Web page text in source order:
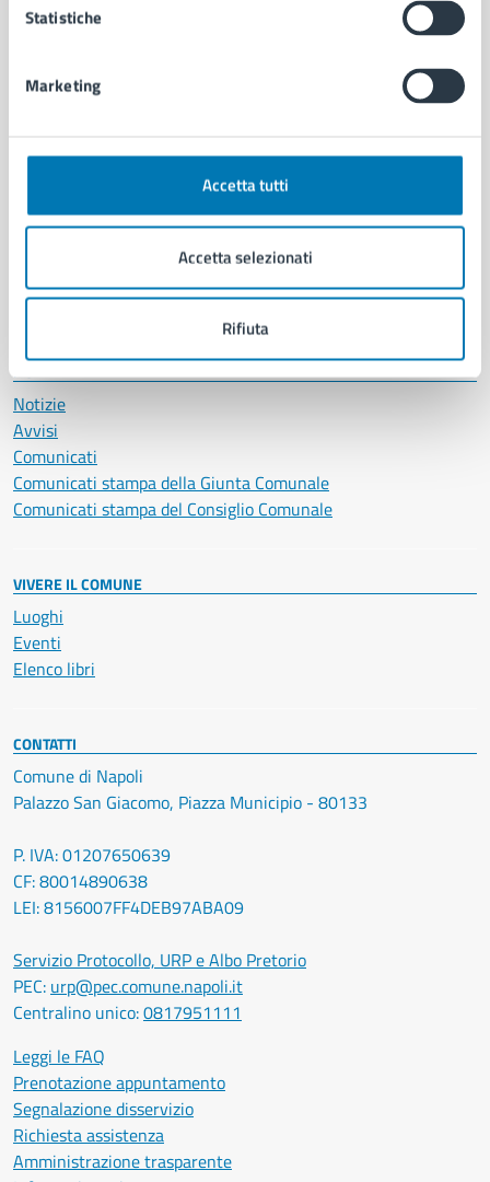
Statistiche
Marketing
Accetta tutti
Accetta selezionati
Rifiuta
Autorizzazioni
Educazione e formazione
Giustizia e sicurezza pubblica
Imprese e commercio
Salute, benessere e assistenza
Vita lavorativa
NOVITÀ
Notizie
Avvisi
Comunicati
Comunicati stampa della Giunta Comunale
Comunicati stampa del Consiglio Comunale
VIVERE IL COMUNE
Luoghi
Eventi
Elenco libri
CONTATTI
Comune di Napoli
Palazzo San Giacomo, Piazza Municipio - 80133
P. IVA: 01207650639
CF: 80014890638
LEI: 8156007FF4DEB97ABA09
Servizio Protocollo, URP e Albo Pretorio
PEC: urp@pec.comune.napoli.it
Centralino unico:0817951111
Leggi le FAQ
Prenotazione appuntamento
Segnalazione disservizio
Richiesta assistenza
Amministrazione trasparente